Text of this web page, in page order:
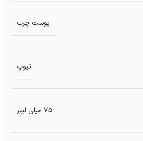
پوست چرب
تیوپ
75 میلی لیتر